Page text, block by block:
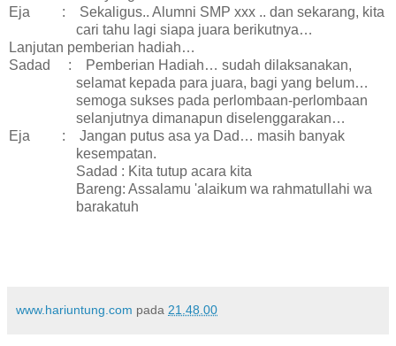
Eja
:
Sekaligus.. Alumni SMP xxx .. dan sekarang, kita
cari tahu lagi siapa juara berikutnya…
Lanjutan pemberian hadiah…
Sadad
:
Pemberian Hadiah… sudah dilaksanakan,
selamat kepada para juara, bagi yang belum…
semoga sukses pada perlombaan-perlombaan
selanjutnya dimanapun diselenggarakan…
Eja
:
Jangan putus asa ya Dad… masih banyak
kesempatan.
Sadad : Kita tutup acara kita
Bareng: Assalamu 'alaikum wa rahmatullahi wa
barakatuh
www.hariuntung.com pada 21.48.00